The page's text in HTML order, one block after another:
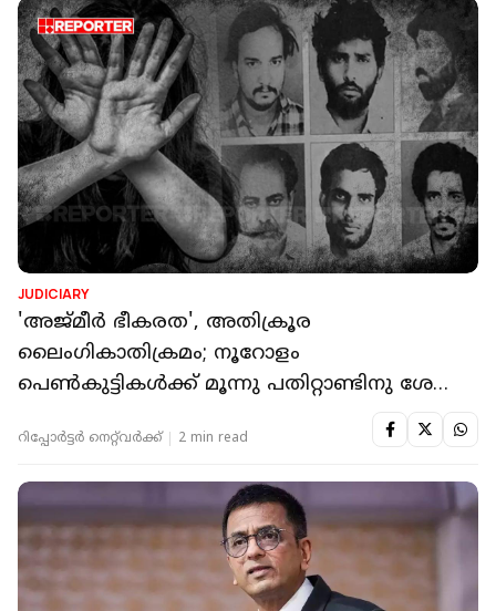
JUDICIARY
'അജ്മീർ ഭീകരത', അതിക്രൂര
ലൈംഗികാതിക്രമം; നൂറോളം
പെൺകുട്ടികൾക്ക് മൂന്നു പതിറ്റാണ്ടിനു ശേഷം
റിപ്പോർട്ടർ നെറ്റ്‌വര്‍ക്ക്‌ 2 min read